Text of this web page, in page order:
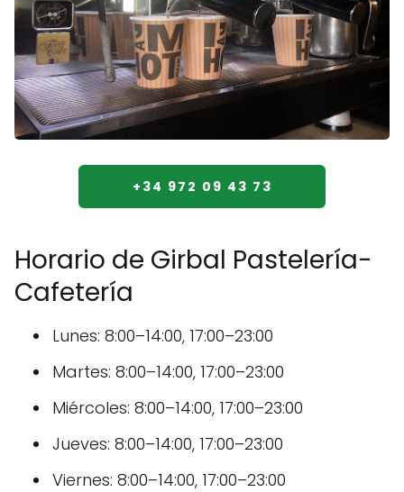
+34 972 09 43 73
Horario de Girbal Pastelería-
Cafetería
Lunes: 8:00–14:00, 17:00–23:00
Martes: 8:00–14:00, 17:00–23:00
Miércoles: 8:00–14:00, 17:00–23:00
Jueves: 8:00–14:00, 17:00–23:00
Viernes: 8:00–14:00, 17:00–23:00